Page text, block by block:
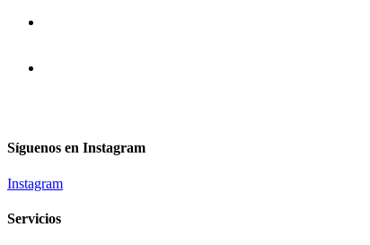
Síguenos en Instagram
Instagram
Servicios